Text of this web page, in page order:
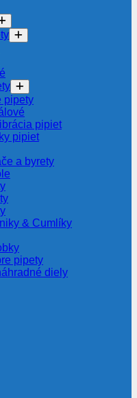
pipety
pipiet
pipiet
a byrety
& Cumlíky
pipety
diely